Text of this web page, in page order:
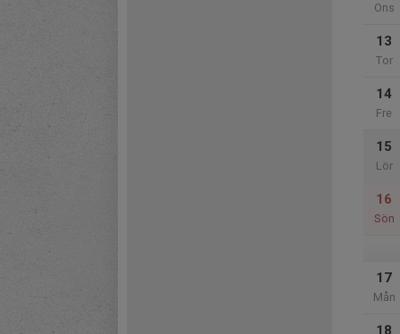
Ons
13
Tor
14
Fre
15
Lör
16
Sön
17
Mån
18